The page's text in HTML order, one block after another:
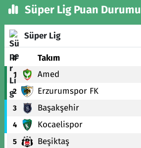
Süper Lig Puan Durumu
Süper Lig
# Takım
1 Amed
2 Erzurumspor FK
3 Başakşehir
4 Kocaelispor
5 Beşiktaş